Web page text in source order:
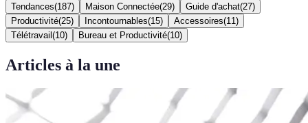
Tendances(187) Maison Connectée(29) Guide d'achat(27)
Productivité(25) Incontournables(15) Accessoires(11 )
Télétravail (10) Bureau et Productivité(10)
Articles à la une